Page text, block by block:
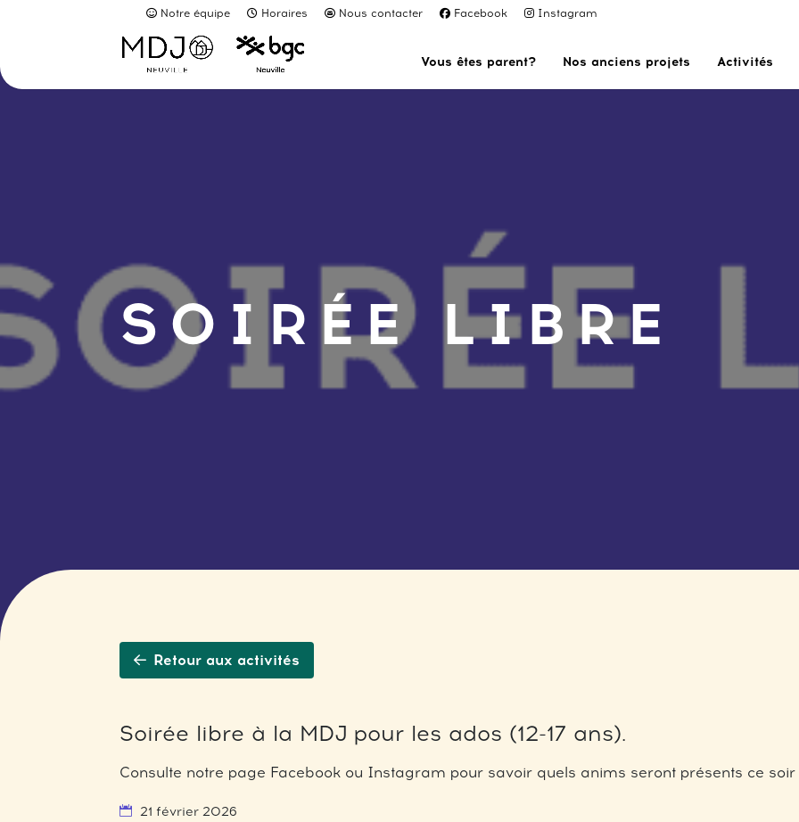
Notre équipe Horaires Nous contacter Facebook Instagram
Vous êtes parent? Nos anciens projets Activités
SOIRÉE LIBRE
Retour aux activités
Soirée libre à la MDJ pour les ados (12-17 ans).
Consulte notre page Facebook ou Instagram pour savoir quels anims seront présents ce soir
21 février 2026